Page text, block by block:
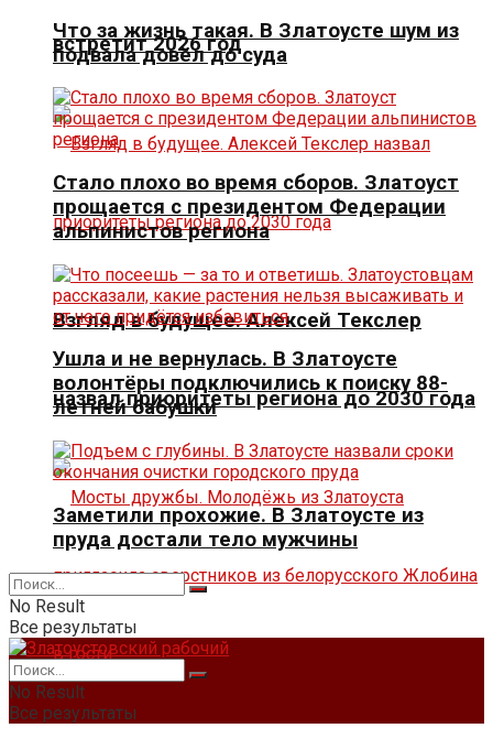
встретит 2026 год
Взгляд в будущее. Алексей Текслер
назвал приоритеты региона до 2030 года
Что за жизнь такая. В Златоусте шум из
подвала довёл до суда
Стало плохо во время сборов. Златоуст
прощается с президентом Федерации
альпинистов региона
Ушла и не вернулась. В Златоусте
волонтёры подключились к поиску 88-
летней бабушки
Заметили прохожие. В Златоусте из
пруда достали тело мужчины
No Result
Все результаты
No Result
Все результаты